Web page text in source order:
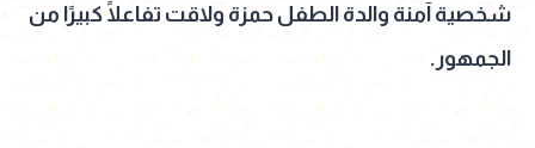
شخصية آمنة والدة الطفل حمزة ولاقت تفاعلًا كبيرًا من
الجمهور.